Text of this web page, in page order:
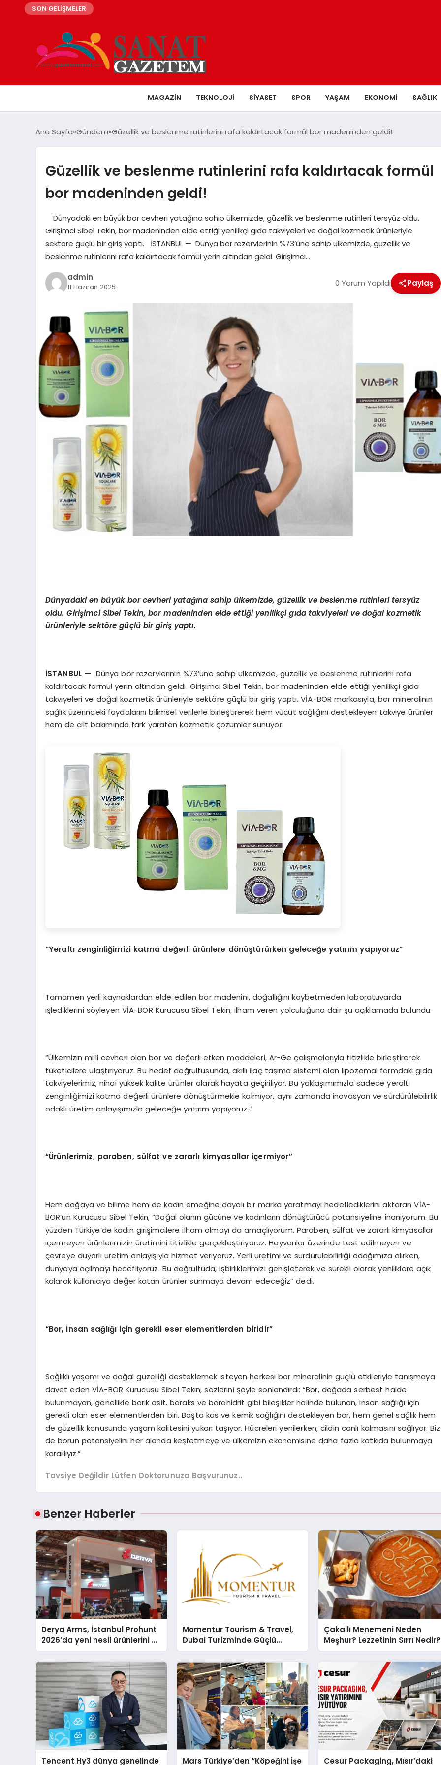
SON GELİŞMELER
MAGAZIN TEKNOLOJI SIYASET SPOR YAŞAM EKONOMI SAĞLIK
Ana Sayfa Gündem Güzellik ve beslenme rutinlerini rafa kaldırtacak formül bor madeninden geldi!
Güzellik ve beslenme rutinlerini rafa kaldırtacak formül
bor madeninden geldi!
Dünyadaki en büyük bor cevheri yatağına sahip ülkemizde, güzellik ve beslenme rutinleri tersyüz oldu.
Girişimci Sibel Tekin, bor madeninden elde ettiği yenilikçi gıda takviyeleri ve doğal kozmetik ürünleriyle
sektöre güçlü bir giriş yaptı. İSTANBUL — Dünya bor rezervlerinin %73’üne sahip ülkemizde, güzellik ve
beslenme rutinlerini rafa kaldırtacak formül yerin altından geldi. Girişimci…
admin
11 Haziran 2025 0 Yorum Yapıldı Paylaş
Dünyadaki en büyük bor cevheri yatağına sahip ülkemizde, güzellik ve beslenme rutinleri tersyüz
oldu. Girişimci Sibel Tekin, bor madeninden elde ettiği yenilikçi gıda takviyeleri ve doğal kozmetik
ürünleriyle sektöre güçlü bir giriş yaptı.
İSTANBUL — Dünya bor rezervlerinin %73’üne sahip ülkemizde, güzellik ve beslenme rutinlerini rafa
kaldırtacak formül yerin altından geldi. Girişimci Sibel Tekin, bor madeninden elde ettiği yenilikçi gıda
takviyeleri ve doğal kozmetik ürünleriyle sektöre güçlü bir giriş yaptı. VİA-BOR markasıyla, bor mineralinin
sağlık üzerindeki faydalarını bilimsel verilerle birleştirerek hem vücut sağlığını destekleyen takviye ürünler
hem de cilt bakımında fark yaratan kozmetik çözümler sunuyor.
“Yeraltı zenginliğimizi katma değerli ürünlere dönüştürürken geleceğe yatırım yapıyoruz”
Tamamen yerli kaynaklardan elde edilen bor madenini, doğallığını kaybetmeden laboratuvarda
işlediklerini söyleyen VİA-BOR Kurucusu Sibel Tekin, ilham veren yolculuğuna dair şu açıklamada bulundu:
“Ülkemizin milli cevheri olan bor ve değerli etken maddeleri, Ar-Ge çalışmalarıyla titizlikle birleştirerek
tüketicilere ulaştırıyoruz. Bu hedef doğrultusunda, akıllı ilaç taşıma sistemi olan lipozomal formdaki gıda
takviyelerimiz, nihai yüksek kalite ürünler olarak hayata geçiriliyor. Bu yaklaşımımızla sadece yeraltı
zenginliğimizi katma değerli ürünlere dönüştürmekle kalmıyor, aynı zamanda inovasyon ve sürdürülebilirlik
odaklı üretim anlayışımızla geleceğe yatırım yapıyoruz.”
“Ürünlerimiz, paraben, sülfat ve zararlı kimyasallar içermiyor”
Hem doğaya ve bilime hem de kadın emeğine dayalı bir marka yaratmayı hedeflediklerini aktaran VİA-
BOR’un Kurucusu Sibel Tekin, “Doğal olanın gücüne ve kadınların dönüştürücü potansiyeline inanıyorum. Bu
yüzden Türkiye’de kadın girişimcilere ilham olmayı da amaçlıyorum. Paraben, sülfat ve zararlı kimyasallar
içermeyen ürünlerimizin üretimini titizlikle gerçekleştiriyoruz. Hayvanlar üzerinde test edilmeyen ve
çevreye duyarlı üretim anlayışıyla hizmet veriyoruz. Yerli üretimi ve sürdürülebilirliği odağımıza alırken,
dünyaya açılmayı hedefliyoruz. Bu doğrultuda, işbirliklerimizi genişleterek ve sürekli olarak yeniliklere açık
kalarak kullanıcıya değer katan ürünler sunmaya devam edeceğiz” dedi.
“Bor, insan sağlığı için gerekli eser elementlerden biridir”
Sağlıklı yaşamı ve doğal güzelliği desteklemek isteyen herkesi bor mineralinin güçlü etkileriyle tanışmaya
davet eden VİA-BOR Kurucusu Sibel Tekin, sözlerini şöyle sonlandırdı: “Bor, doğada serbest halde
bulunmayan, genellikle borik asit, boraks ve borohidrit gibi bileşikler halinde bulunan, insan sağlığı için
gerekli olan eser elementlerden biri. Başta kas ve kemik sağlığını destekleyen bor, hem genel sağlık hem
de güzellik konusunda yaşam kalitesini yukarı taşıyor. Hücreleri yenilerken, cildin canlı kalmasını sağlıyor. Biz
de borun potansiyelini her alanda keşfetmeye ve ülkemizin ekonomisine daha fazla katkıda bulunmaya
kararlıyız.”
Tavsiye Değildir Lütfen Doktorunuza Başvurunuz..
Benzer Haberler
Derya Arms, İstanbul Prohunt
2026’da yeni nesil ürünlerini ve
global marka vizyonunu
sergiledi
Momentur Tourism & Travel,
Dubai Turizminde Güçlü
Operasyon Ağıyla Fark
Yaratıyor
Çakallı Menemeni Neden
Meşhur? Lezzetinin Sırrı Nedir?
Tencent Hy3 dünya genelinde Mars Türkiye’den “Köpeğini İşe Cesur Packaging, Mısır’daki